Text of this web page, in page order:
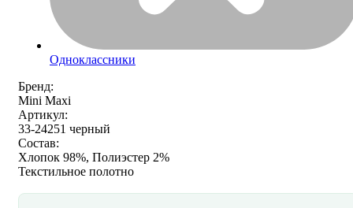
Одноклассники
Бренд:
Mini Maxi
Артикул:
33-24251 черный
Состав:
Хлопок 98%, Полиэстер 2%
Текстильное полотно